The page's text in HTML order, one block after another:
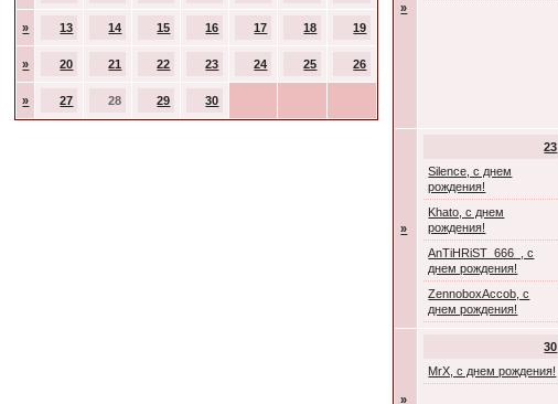
» 13 14 15 16 17 18 19
» 20 21 22 23 24 25 26
» 27 28 29 30
»
»
23
Silence, с днем
рождения!
Khato, с днем
рождения!
AnTiHRiST_666_, с
днем рождения!
ZennoboxAccob, с
днем рождения!
»
30
MrX, с днем рождения!